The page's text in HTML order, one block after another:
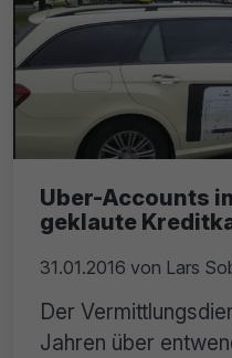
Uber-Accounts
geklaute
31.01.2016 von Lars
Der
Jahren über